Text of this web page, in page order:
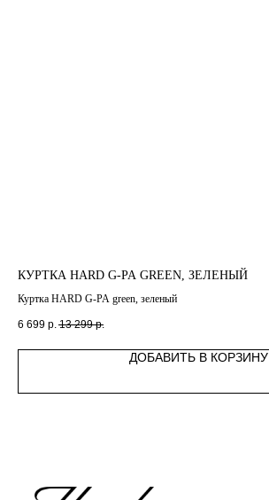
КУРТКА HARD G-PA GREEN, ЗЕЛЕНЫЙ
Куртка HARD G-PA green, зеленый
6 699 р. 13 299 р.
ДОБАВИТЬ В КОРЗИНУ